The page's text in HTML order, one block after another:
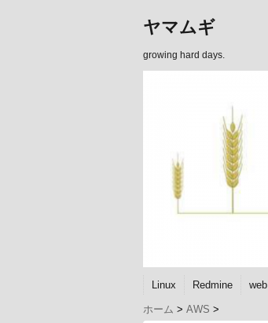
ヤマムギ
growing hard days.
Linux Redmine web
ホーム > AWS >